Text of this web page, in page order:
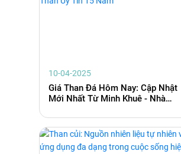
10-04-2025
Giá Than Đá Hôm Nay: Cập Nhật
Mới Nhất Từ Minh Khuê - Nhà